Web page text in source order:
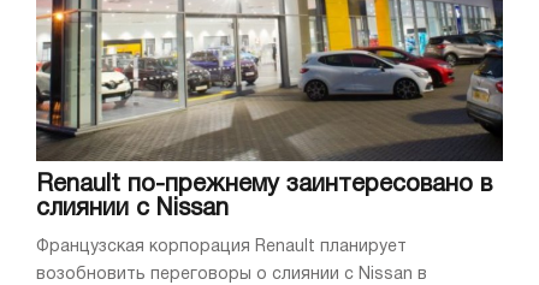
Renault по-прежнему заинтересовано в
слиянии с Nissan
Французская корпорация Renault планирует
возобновить переговоры о слиянии с Nissan в